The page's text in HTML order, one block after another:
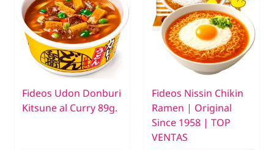
Fideos Udon Donburi
Kitsune al Curry 89g.
Fideos Nissin Chikin
Ramen | Original
Since 1958 | TOP
VENTAS